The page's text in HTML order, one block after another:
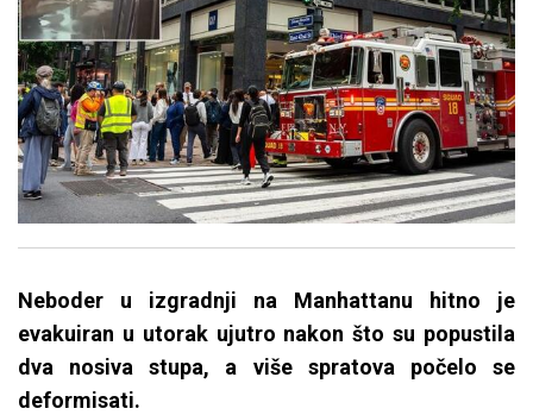
Neboder u izgradnji na Manhattanu hitno je
evakuiran u utorak ujutro nakon što su popustila
dva nosiva stupa, a više spratova počelo se
deformisati.